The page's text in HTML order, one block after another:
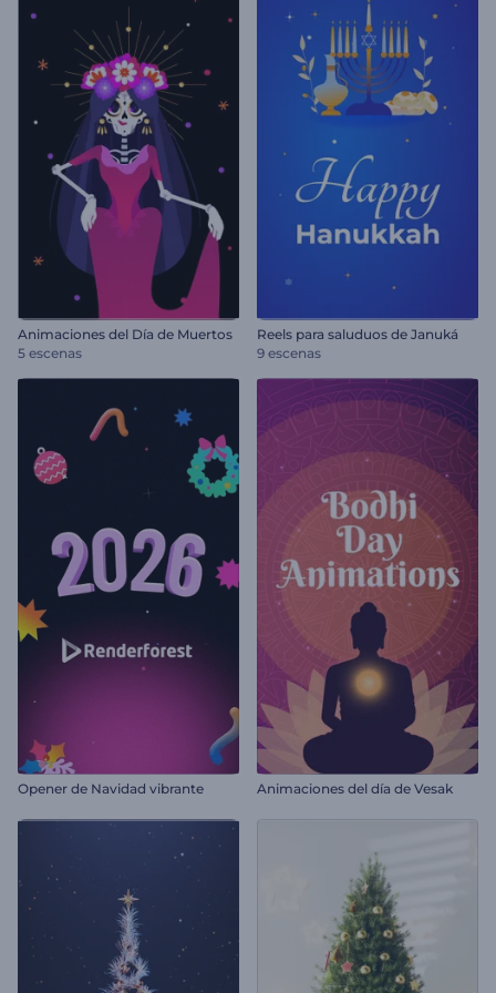
Animaciones del Día de Muertos
5 escenas
Reels para saluduos de Januká
9 escenas
Opener de Navidad vibrante Animaciones del día de Vesak